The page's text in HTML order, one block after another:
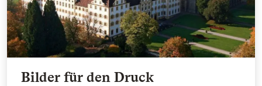
Bilder für den Druck